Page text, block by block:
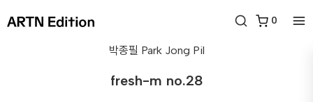
0
박종필 Park Jong Pil
fresh-m no.28